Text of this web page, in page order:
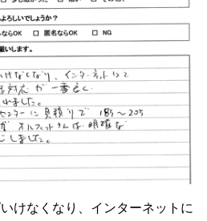
けなくなり、インターネットに